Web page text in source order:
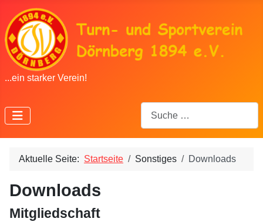
...ein starker Verein!
Aktuelle Seite: Startseite Sonstiges Downloads
Downloads
Mitgliedschaft